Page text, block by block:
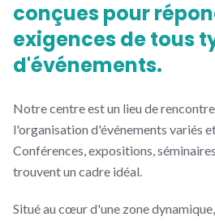
conçues pour
exigences de tous
d'événements.
Notre centre est un lieu de
l'organisation d'événements variés
Conférences, expositions,
trouvent un cadre idéal.
Situé au cœur d'une zone